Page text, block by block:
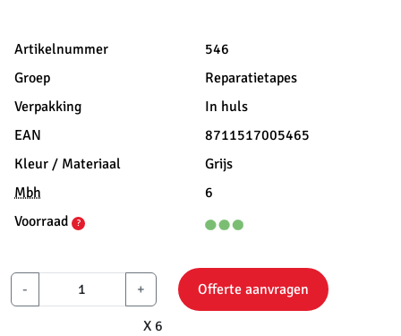
Artikelnummer
546
Groep
Reparatietapes
Verpakking
In huls
EAN
8711517005465
Kleur / Materiaal
Grijs
Mbh
6
Voorraad
?
- +
X 6
Offerte aanvragen